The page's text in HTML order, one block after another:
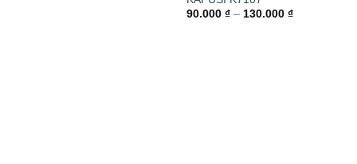
90.000 ₫ – 130.000 ₫Khoảng